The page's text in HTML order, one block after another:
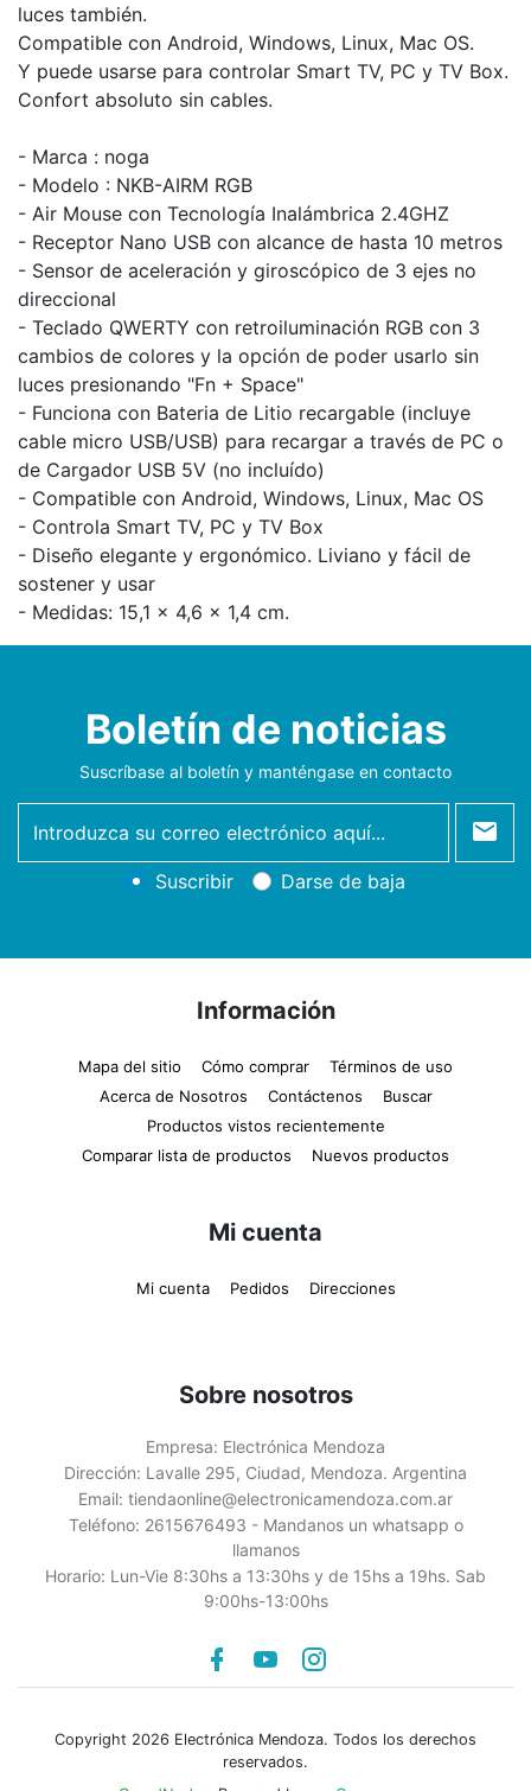
luces también.
Compatible con Android, Windows, Linux, Mac OS.
Y puede usarse para controlar Smart TV, PC y TV Box.
Confort absoluto sin cables.
- Marca : noga
- Modelo : NKB-AIRM RGB
- Air Mouse con Tecnología Inalámbrica 2.4GHZ
- Receptor Nano USB con alcance de hasta 10 metros
- Sensor de aceleración y giroscópico de 3 ejes no
direccional
- Teclado QWERTY con retroiluminación RGB con 3
cambios de colores y la opción de poder usarlo sin
luces presionando "Fn + Space"
- Funciona con Bateria de Litio recargable (incluye
cable micro USB/USB) para recargar a través de PC o
de Cargador USB 5V (no incluído)
- Compatible con Android, Windows, Linux, Mac OS
- Controla Smart TV, PC y TV Box
- Diseño elegante y ergonómico. Liviano y fácil de
sostener y usar
- Medidas: 15,1 x 4,6 x 1,4 cm.
Boletín de noticias
Suscríbase al boletín y manténgase en contacto
newsletter
Suscribir Darse de baja
Información
Mapa del sitio Cómo comprar
Términos de uso
Acerca de Nosotros
Contáctenos
Buscar
Productos vistos recientemente
Comparar lista de productos
Nuevos productos
Mi cuenta
Mi cuenta Pedidos Direcciones
Sobre nosotros
Empresa: Electrónica Mendoza
Dirección: Lavalle 295, Ciudad, Mendoza. Argentina
Email: tiendaonline@electronicamendoza.com.ar
Teléfono: 2615676493 - Mandanos un whatsapp o
llamanos
Horario: Lun-Vie 8:30hs a 13:30hs y de 15hs a 19hs. Sab
9:00hs-13:00hs
Facebook
youtube
instagram
Copyright 2026 Electrónica Mendoza. Todos los derechos
reservados.